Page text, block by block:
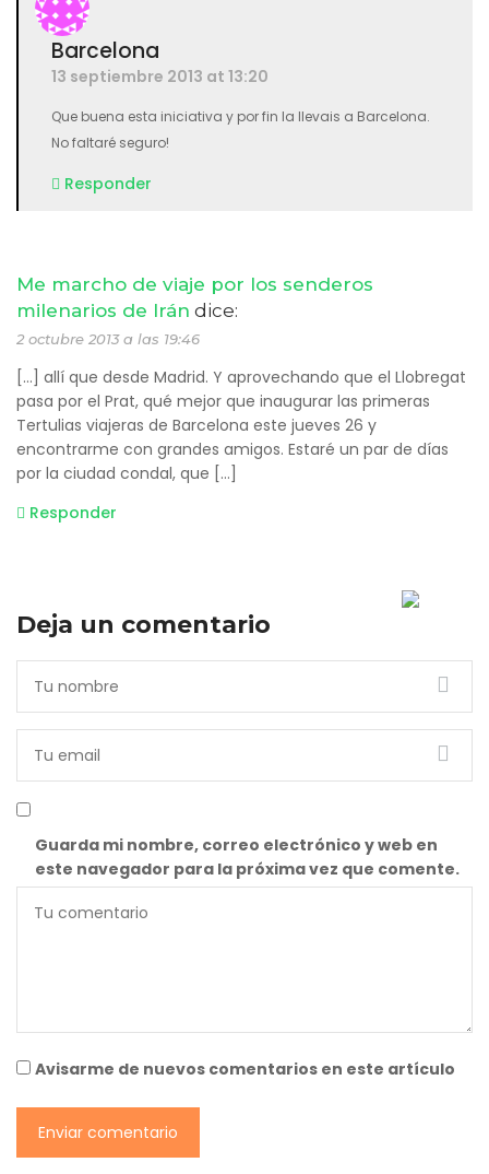
Barcelona
13 septiembre 2013 at 13:20
Que buena esta iniciativa y por fin la llevais a Barcelona.
No faltaré seguro!
Responder
Me marcho de viaje por los senderos
milenarios de Irán dice:
2 octubre 2013 a las 19:46
[…] allí que desde Madrid. Y aprovechando que el Llobregat
pasa por el Prat, qué mejor que inaugurar las primeras
Tertulias viajeras de Barcelona este jueves 26 y
encontrarme con grandes amigos. Estaré un par de días
por la ciudad condal, que […]
Responder
Deja un comentario
Guarda mi nombre, correo electrónico y web en
este navegador para la próxima vez que comente.
Avisarme de nuevos comentarios en este artículo